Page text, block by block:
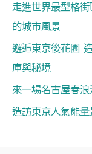
走進世界最型格
的城市風景
邂逅東京後花園
庫與秘境
來一場名古屋春
造訪東京人氣能